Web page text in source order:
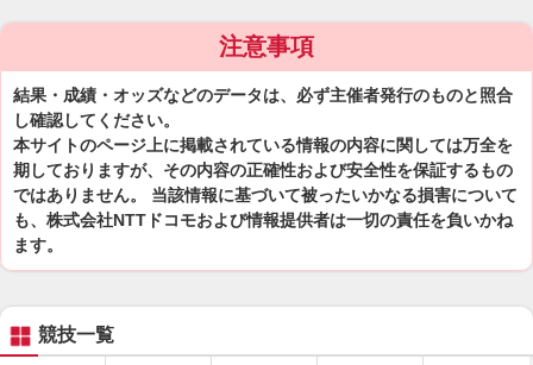
注意事項
結果・成績・オッズなどのデータは、必ず主催者発行のものと照合
し確認してください。
本サイトのページ上に掲載されている情報の内容に関しては万全を
期しておりますが、その内容の正確性および安全性を保証するもの
ではありません。 当該情報に基づいて被ったいかなる損害について
も、株式会社NTTドコモおよび情報提供者は一切の責任を負いかね
ます。
競技一覧